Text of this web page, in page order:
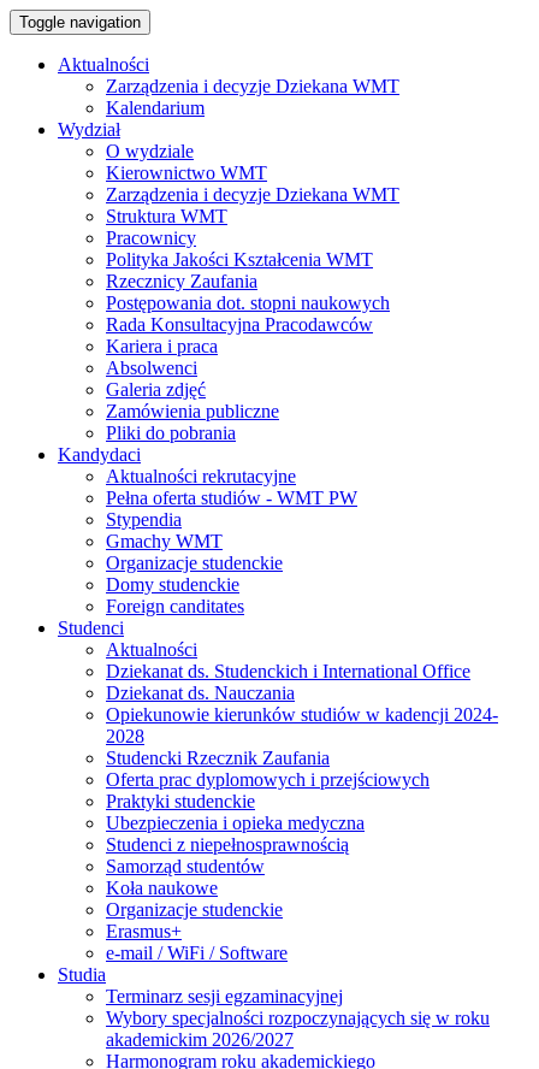
Toggle navigation
Aktualności
Zarządzenia i decyzje Dziekana WMT
Kalendarium
Wydział
O wydziale
Kierownictwo WMT
Zarządzenia i decyzje Dziekana WMT
Struktura WMT
Pracownicy
Polityka Jakości Kształcenia WMT
Rzecznicy Zaufania
Postępowania dot. stopni naukowych
Rada Konsultacyjna Pracodawców
Kariera i praca
Absolwenci
Galeria zdjęć
Zamówienia publiczne
Pliki do pobrania
Kandydaci
Aktualności rekrutacyjne
Pełna oferta studiów - WMT PW
Stypendia
Gmachy WMT
Organizacje studenckie
Domy studenckie
Foreign canditates
Studenci
Aktualności
Dziekanat ds. Studenckich i International Office
Dziekanat ds. Nauczania
Opiekunowie kierunków studiów w kadencji 2024-
2028
Studencki Rzecznik Zaufania
Oferta prac dyplomowych i przejściowych
Praktyki studenckie
Ubezpieczenia i opieka medyczna
Studenci z niepełnosprawnością
Samorząd studentów
Koła naukowe
Organizacje studenckie
Erasmus+
e-mail / WiFi / Software
Studia
Terminarz sesji egzaminacyjnej
Wybory specjalności rozpoczynających się w roku
akademickim 2026/2027
Harmonogram roku akademickiego